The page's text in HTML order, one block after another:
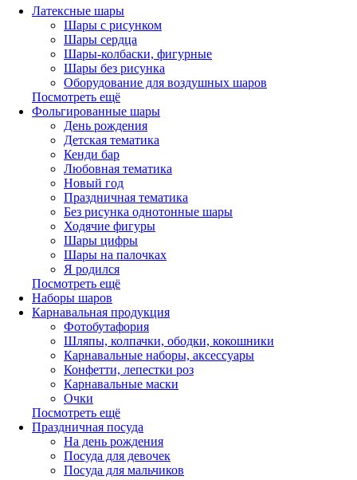
Латексные шары
Шары с рисунком
Шары сердца
Шары-колбаски, фигурные
Шары без рисунка
Оборудование для воздушных шаров
Посмотреть ещё
Фольгированные шары
День рождения
Детская тематика
Кенди бар
Любовная тематика
Новый год
Праздничная тематика
Без рисунка однотонные шары
Ходячие фигуры
Шары цифры
Шары на палочках
Я родился
Посмотреть ещё
Наборы шаров
Карнавальная продукция
Фотобутафория
Шляпы, колпачки, ободки, кокошники
Карнавальные наборы, аксессуары
Конфетти, лепестки роз
Карнавальные маски
Очки
Посмотреть ещё
Праздничная посуда
На день рождения
Посуда для девочек
Посуда для мальчиков